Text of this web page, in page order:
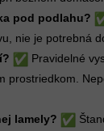
pod podlahu?
nie je potrebná
Pravidelné
prostriedkom.
lamely?